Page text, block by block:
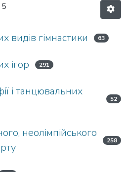
видів гімнастики 63
ігор 291
і танцювальних
52
неолімпійського
258